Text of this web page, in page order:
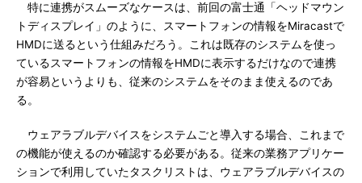
特に連携がスムーズなケースは、前回の富士通「ヘッドマウン
トディスプレイ」のように、スマートフォンの情報をMiracastで
HMDに送るという仕組みだろう。これは既存のシステムを使っ
ているスマートフォンの情報をHMDに表示するだけなので連携
が容易というよりも、従来のシステムをそのまま使えるのであ
る。
ウェアラブルデバイスをシステムごと導入する場合、これまで
の機能が使えるのか確認する必要がある。従来の業務アプリケー
ションで利用していたタスクリストは、ウェアラブルデバイスの